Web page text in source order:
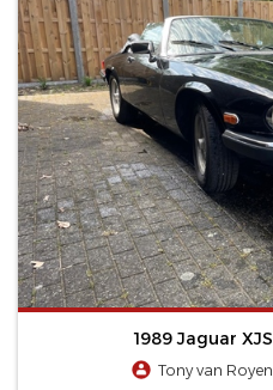
1989 Jaguar
Tony van